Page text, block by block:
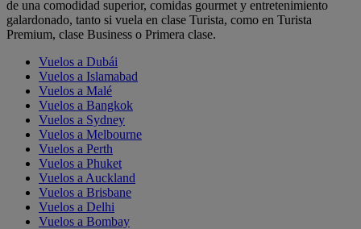
de una comodidad superior, comidas gourmet y entretenimiento
galardonado, tanto si vuela en clase Turista, como en Turista
Premium, clase Business o Primera clase.
Vuelos a Dubái
Vuelos a Islamabad
Vuelos a Malé
Vuelos a Bangkok
Vuelos a Sydney
Vuelos a Melbourne
Vuelos a Perth
Vuelos a Phuket
Vuelos a Auckland
Vuelos a Brisbane
Vuelos a Delhi
Vuelos a Bombay